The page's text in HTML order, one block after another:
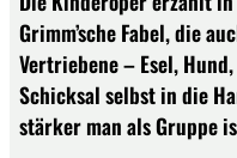
Grimm’sche Fabel, die
Vertriebene – Esel,
Schicksal selbst in die
stärker man als Gruppe